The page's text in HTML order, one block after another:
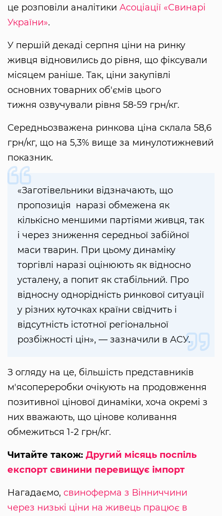
це розповіли аналітики Асоціації «Свинарі
України».
У першій декаді серпня ціни на ринку
живця відновились до рівня, що фіксували
місяцем раніше. Так, ціни закупівлі
основних товарних об'ємів цього
тижня озвучували рівня 58-59 грн/кг.
Середньозважена ринкова ціна склала 58,6
грн/кг, що на 5,3% вище за минулотижневий
показник.
«Заготівельники відзначають, що
пропозиція наразі обмежена як
кількісно меншими партіями живця, так
і через зниження середньої забійної
маси тварин. При цьому динаміку
торгівлі наразі оцінюють як відносно
усталену, а попит як стабільний. Про
відносну однорідність ринкової ситуації
у різних куточках країни свідчить і
відсутність істотної регіональної
розбіжності цін», — зазначили в АСУ.
З огляду на це, більшість представників
м'ясопереробки очікують на продовження
позитивної цінової динаміки, хоча окремі з
них вважають, що цінове коливання
обмежиться 1-2 грн/кг.
Читайте також: Другий місяць поспіль
експорт свинини перевищує імпорт
Нагадаємо, свиноферма з Вінниччини
через низькі ціни на живець працює в